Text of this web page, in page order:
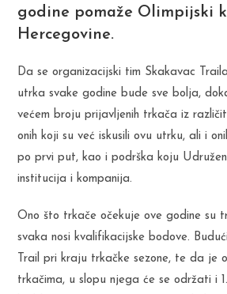
godine pomaže Olimpijski
Hercegovine.
Da se organizacijski tim Skakavac
utrka svake godine bude sve bolja,
većem broju prijavljenih trkača iz
onih koji su već iskusili ovu utrku, ali i
po prvi put, kao i podrška koju
institucija i kompanija.
Ono što trkače očekuje ove godine su
svaka nosi kvalifikacijske bodove.
Trail pri kraju trkačke sezone, te da je
trkačima, u slopu njega će se održati i